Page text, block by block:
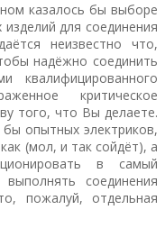
казалось бы выборе
для соединения
неизвестно что,
надёжно соединить
квалифицированного
критическое
того, что Вы делаете.
опытных электриков,
(мол, и так сойдёт), а
в самый
соединения
пожалуй, отдельная